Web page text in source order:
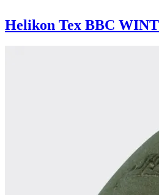
Helikon Tex BBC